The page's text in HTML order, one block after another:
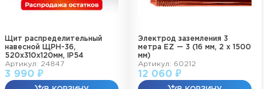
Щит распределительный
навесной ЩРН-36,
520х310х120мм, IP54
Артикул: 24847
3 990 ₽
Электрод заземления 3
метра EZ — 3 (16 мм, 2 х 1500
мм)
Артикул: 60212
12 060 ₽